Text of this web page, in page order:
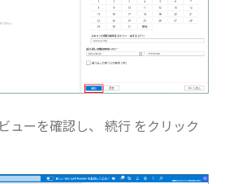
ューを確認し、 続行 をクリック